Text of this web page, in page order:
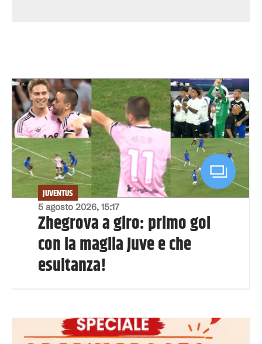
5 agosto 2026, 15:17
JUVENTUS
Zhegrova a giro: primo gol
con la maglia Juve e che
esultanza!